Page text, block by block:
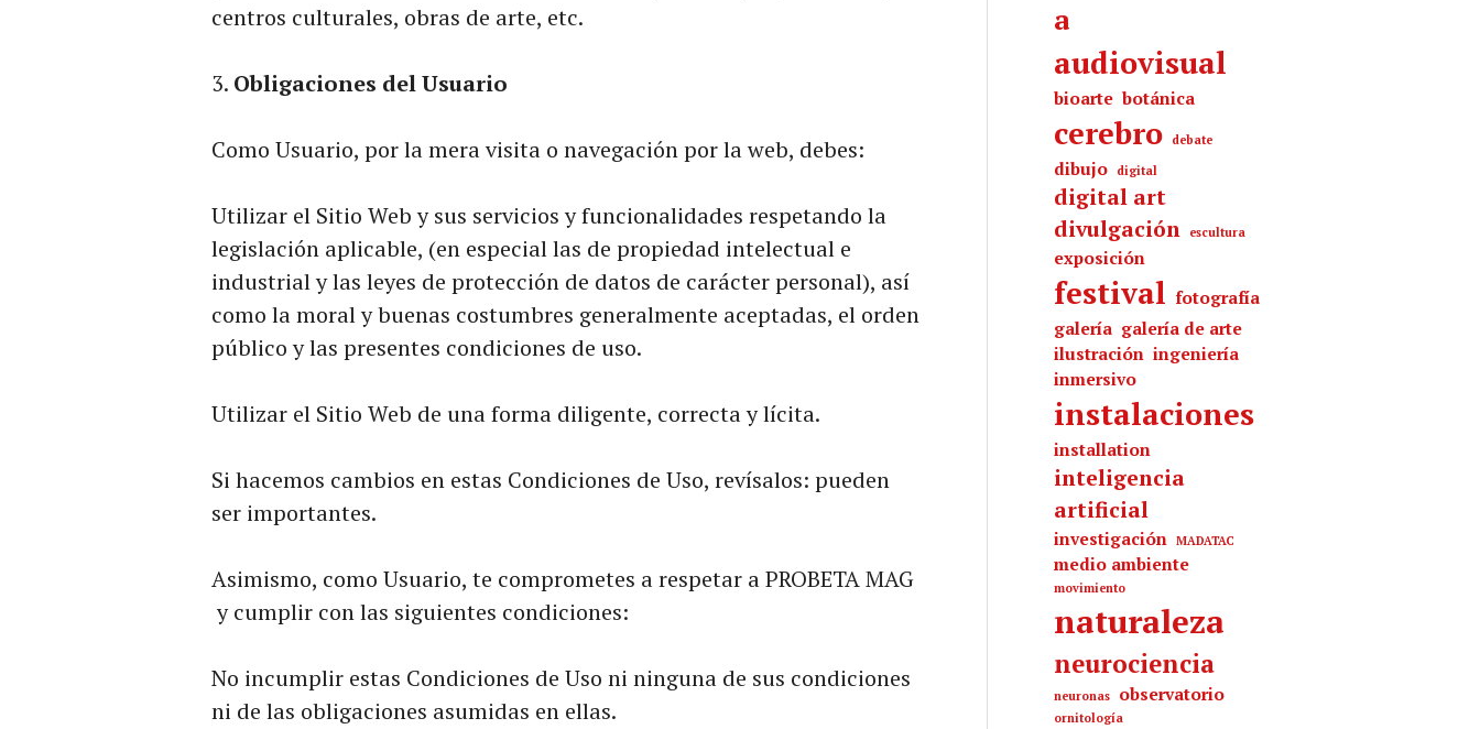
centros culturales, obras de arte, etc.
Obligaciones del Usuario
Como Usuario, por la mera visita o navegación por la web, debes:
Utilizar el Sitio Web y sus servicios y funcionalidades respetando la
legislación aplicable, (en especial las de propiedad intelectual e
industrial y las leyes de protección de datos de carácter personal), así
como la moral y buenas costumbres generalmente aceptadas, el orden
público y las presentes condiciones de uso.
Utilizar el Sitio Web de una forma diligente, correcta y lícita.
Si hacemos cambios en estas Condiciones de Uso, revísalos: pueden
ser importantes.
Asimismo, como Usuario, te comprometes a respetar a PROBETA MAG
y cumplir con las siguientes condiciones:
No incumplir estas Condiciones de Uso ni ninguna de sus condiciones
ni de las obligaciones asumidas en ellas.
a
audiovisual
bioarte botánica
cerebro debate
dibujo digital
digital art
divulgación
escultura
exposición
festival fotografía
galería galería de arte
ilustración ingeniería
inmersivo
instalaciones
installation
inteligencia
artificial
investigación MADATAC
medio ambiente
movimiento
naturaleza
neurociencia
neuronas observatorio
ornitología